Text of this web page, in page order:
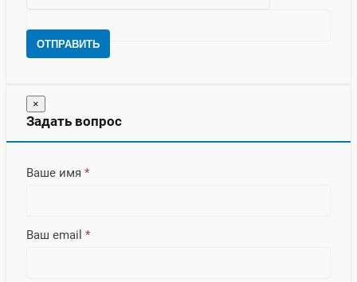
ОТПРАВИТЬ
×
Задать вопрос
Ваше имя *
Ваш email *